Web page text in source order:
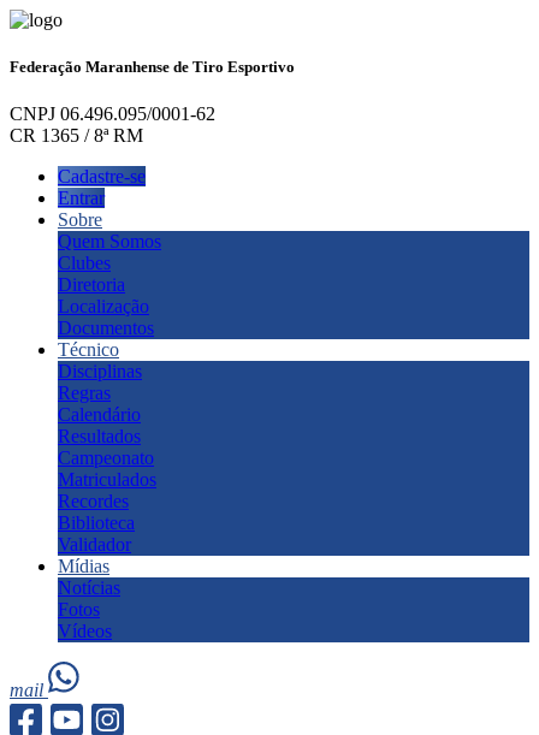
Federação Maranhense de Tiro Esportivo
CNPJ 06.496.095/0001-62
CR 1365 / 8ª RM
Cadastre-se
Entrar
Sobre
Quem Somos
Clubes
Diretoria
Localização
Documentos
Técnico
Disciplinas
Regras
Calendário
Resultados
Campeonato
Matriculados
Recordes
Biblioteca
Validador
Mídias
Notícias
Fotos
Vídeos
mail